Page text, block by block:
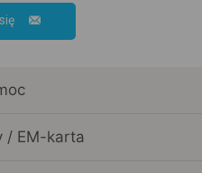
/ EM-karta